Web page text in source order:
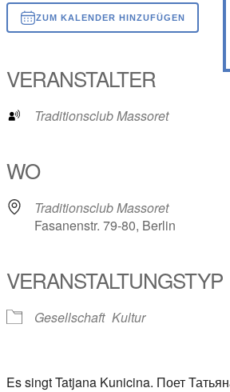
ZUM KALENDER HINZUFÜGEN
VERANSTALTER
Traditionsclub Massoret
WO
Traditionsclub Massoret
Fasanenstr. 79-80, Berlin
VERANSTALTUNGSTYP
Gesellschaft Kultur
Es singt Tatjana Kunicina. Поет